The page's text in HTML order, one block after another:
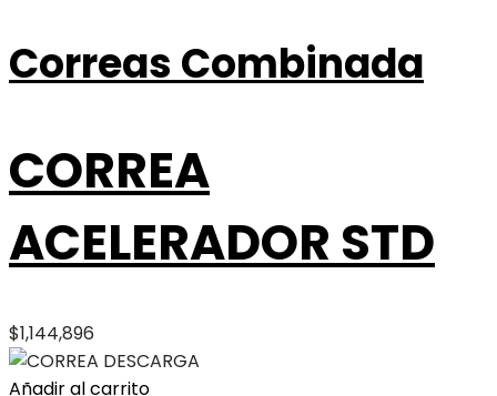
Correas Combinada
CORREA
ACELERADOR STD
$1,144,896
Añadir al carrito